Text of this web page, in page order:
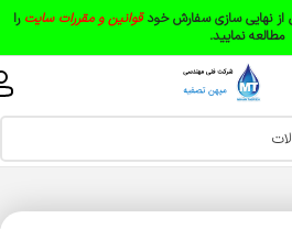
از نهایی سازی سفارش خودقوانین و مقررات سایت را
مطالعه نمایید.